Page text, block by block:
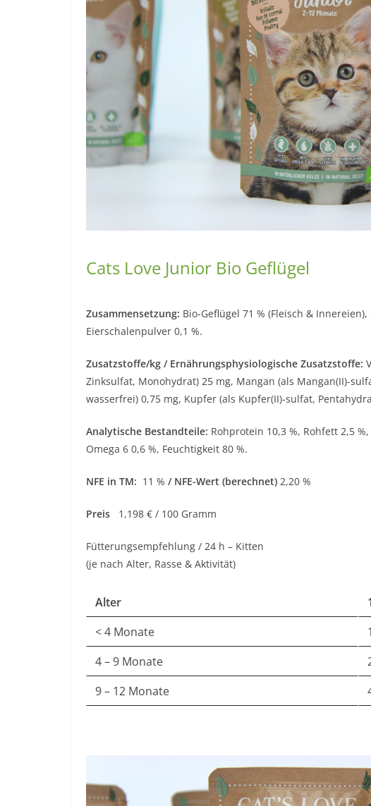
Cats Love Junior Bio Geflügel
Zusammensetzung: Bio-Geflügel 71 % (Fleisch &
Eierschalenpulver 0,1 %.
Zusatzstoffe/kg / Ernährungsphysiologische Zusatzstoffe:
Zinksulfat, Monohydrat) 25 mg, Mangan (als Mangan(II)-
wasserfrei) 0,75 mg, Kupfer (als Kupfer(II)-sulfat,
Analytische Bestandteile: Rohprotein 10,3 %, Rohfett 2,5
Omega 6 0,6 %, Feuchtigkeit 80 %.
NFE in TM: 11 % / NFE-Wert (berechnet) 2,20 %
Preis 1,198 € / 100 Gramm
Fütterungsempfehlung / 24 h –
(je nach Alter, Rasse & Aktivität)
Alter
< 4 Monate
4 – 9 Monate
9 – 12 Monate